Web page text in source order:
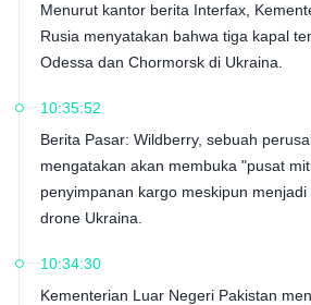
Menurut kantor berita Interfax,
Rusia menyatakan bahwa tiga kapal
Odessa dan Chormorsk di Ukraina.
10:35:52
Berita Pasar: Wildberry, sebuah
mengatakan akan membuka "pusat
penyimpanan kargo meskipun
drone Ukraina.
10:34:30
Kementerian Luar Negeri Pakistan